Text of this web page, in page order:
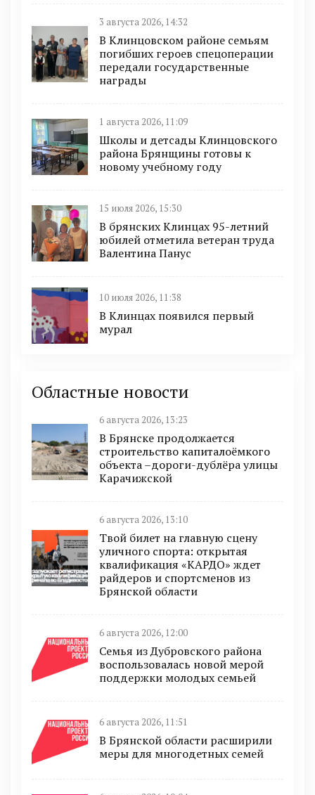
3 августа 2026, 14:32
В Клинцовском районе семьям
погибших героев спецоперации
передали государственные
награды
1 августа 2026, 11:09
Школы и детсады Клинцовского
района Брянщины готовы к
новому учебному году
15 июля 2026, 15:30
В брянских Клинцах 95-летний
юбилей отметила ветеран труда
Валентина Панус
10 июля 2026, 11:38
В Клинцах появился первый
мурал
Областные новости
6 августа 2026, 13:23
В Брянске продолжается
строительство капиталоёмкого
объекта –дороги-дублёра улицы
Карачижской
6 августа 2026, 13:10
Твой билет на главную сцену
уличного спорта: открытая
квалификация «КАРДО» ждет
райдеров и спортсменов из
Брянской области
6 августа 2026, 12:00
Семья из Дубровского района
воспользовалась новой мерой
поддержки молодых семьей
6 августа 2026, 11:51
В Брянской области расширили
меры для многодетных семей